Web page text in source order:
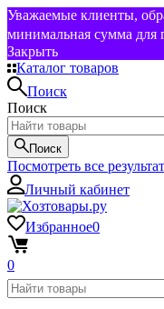
Уважаемые клиенты,
минимальная сумма для
Закрыть
Каталог товаров
Поиск
Поиск
Поиск
Посмотреть все
Личный кабинет
Избранное0
0